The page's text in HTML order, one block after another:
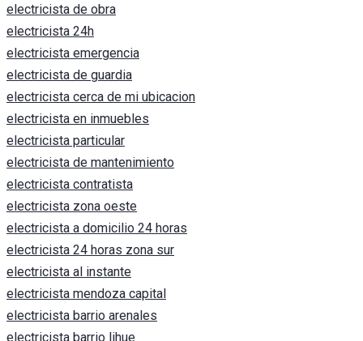
electricista de obra
electricista 24h
electricista emergencia
electricista de guardia
electricista cerca de mi ubicacion
electricista en inmuebles
electricista particular
electricista de mantenimiento
electricista contratista
electricista zona oeste
electricista a domicilio 24 horas
electricista 24 horas zona sur
electricista al instante
electricista mendoza capital
electricista barrio arenales
electricista barrio lihue